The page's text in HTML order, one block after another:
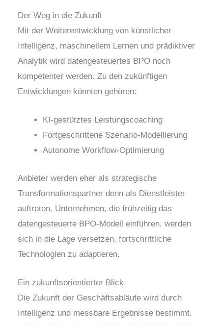
Der Weg in die Zukunft
Mit der Weiterentwicklung von künstlicher
Intelligenz, maschinellem Lernen und prädiktiver
Analytik wird datengesteuertes BPO noch
kompetenter werden. Zu den zukünftigen
Entwicklungen könnten gehören:
KI-gestütztes Leistungscoaching
Fortgeschrittene Szenario-Modellierung
Autonome Workflow-Optimierung
Anbieter werden eher als strategische
Transformationspartner denn als Dienstleister
auftreten. Unternehmen, die frühzeitig das
datengesteuerte BPO-Modell einführen, werden
sich in die Lage versetzen, fortschrittliche
Technologien zu adaptieren.
Ein zukunftsorientierter Blick
Die Zukunft der Geschäftsabläufe wird durch
Intelligenz und messbare Ergebnisse bestimmt.